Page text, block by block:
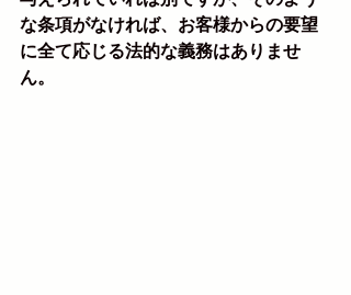
な条項がなければ、お客様からの要望
に全て応じる法的な義務はありませ
ん。